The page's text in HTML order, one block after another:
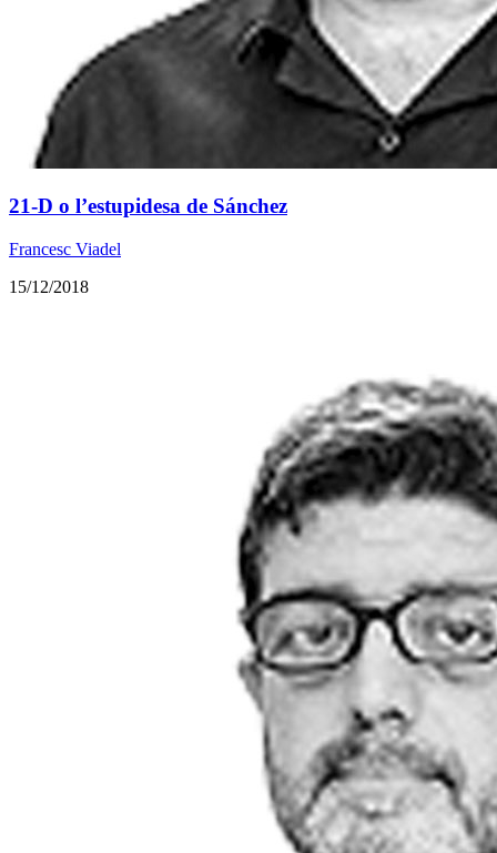
21-D o l’estupidesa de Sánchez
Francesc Viadel
15/12/2018